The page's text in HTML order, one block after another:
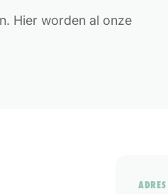
Hier worden al onze
ADRES